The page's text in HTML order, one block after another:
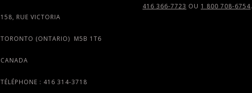
158, RUE VICTORIA
TORONTO (ONTARIO) M5B 1T6
CANADA
TÉLÉPHONE : 416 314-3718
416 366-7723 OU 1 800 708-6754.